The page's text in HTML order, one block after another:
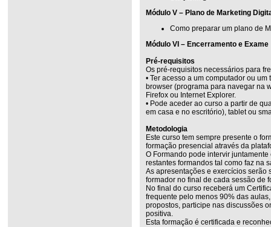
Módulo V – Plano de Marketing
Como preparar um plano de
Módulo VI – Encerramento e Exame
Pré-requisitos
Os pré-requisitos necessários para
• Ter acesso a um computador ou
browser (programa para navegar na
Firefox ou Internet Explorer.
• Pode aceder ao curso a partir de
em casa e no escritório), tablet ou
Metodologia
Este curso tem sempre presente o
formação presencial através da
O Formando pode intervir
restantes formandos tal como faz na
As apresentações e exercícios
formador no final de cada sessão de
No final do curso receberá um
frequente pelo menos 90% das
propostos, participe nas discussões
positiva.
Esta formação é certificada e